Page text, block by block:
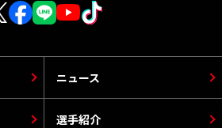
選手紹介
ニュース